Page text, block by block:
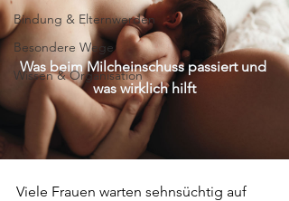
Bindung & Elternwerden
Besondere Wege
Wissen & Organisation
Was beim Milcheinschuss passiert und
was wirklich hilft
Viele Frauen warten sehnsüchtig auf